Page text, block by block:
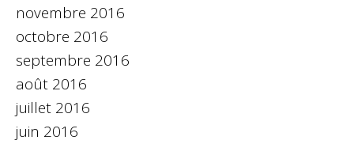
novembre 2016
octobre 2016
septembre 2016
août 2016
juillet 2016
juin 2016